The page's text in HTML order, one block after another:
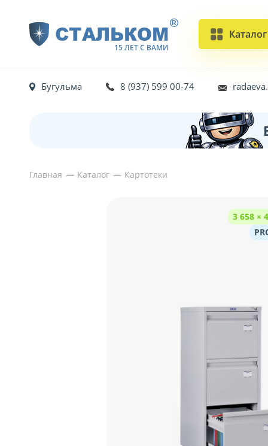
СТАЛЬКОМ
15 ЛЕТ С ВАМИ
®
Каталог
Бугульма 8 (937) 599 00-74
Главная Каталог Картотеки
3 658 ×